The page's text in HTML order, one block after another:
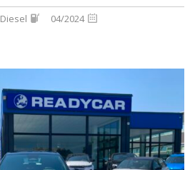
Diesel 04/2024